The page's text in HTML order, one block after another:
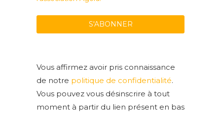
Vous affirmez avoir pris connaissance
de notre politique de confidentialité.
Vous pouvez vous désinscrire à tout
moment à partir du lien présent en bas